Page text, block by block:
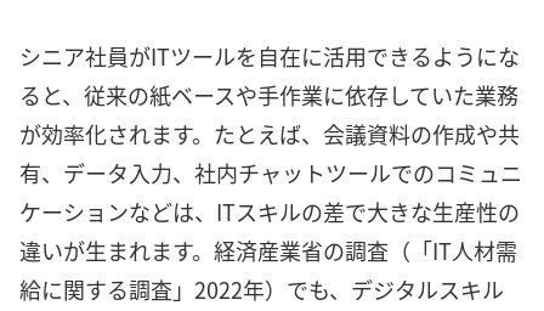
シニア社員がITツールを自在に活用できるようにな
ると、従来の紙ベースや手作業に依存していた業務
が効率化されます。たとえば、会議資料の作成や共
有、データ入力、社内チャットツールでのコミュニ
ケーションなどは、ITスキルの差で大きな生産性の
違いが生まれます。経済産業省の調査（「IT人材需
給に関する調査」2022年）でも、デジタルスキル